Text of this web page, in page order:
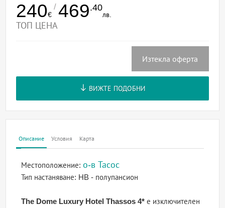
240€
/ 469.40
лв.
ТОП ЦЕНА
Изтекла оферта
ВИЖТЕ ПОДОБНИ
Описание Условия Карта
Местоположение:о-в Тасос
Тип настаняване: HB - полупансион
The Dome Luxury Hotel Thassos 4* е изключителен